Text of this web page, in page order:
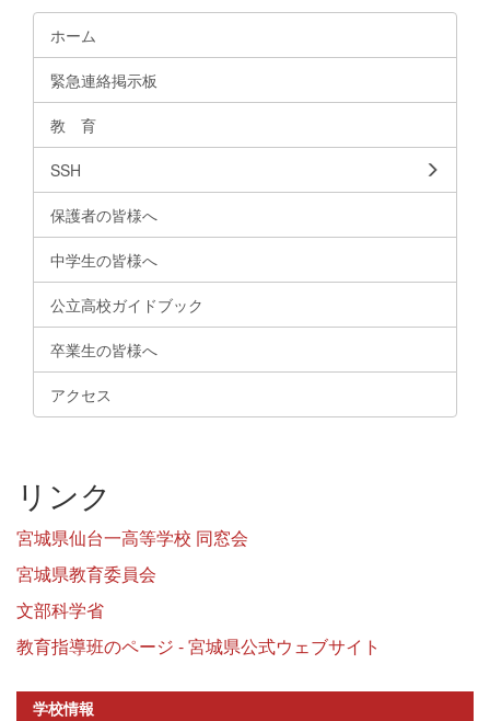
ホーム
緊急連絡掲示板
教 育
SSH
保護者の皆様へ
中学生の皆様へ
公立高校ガイドブック
卒業生の皆様へ
アクセス
リンク
宮城県仙台一高等学校 同窓会
宮城県教育委員会
文部科学省
教育指導班のページ - 宮城県公式ウェブサイト
学校情報